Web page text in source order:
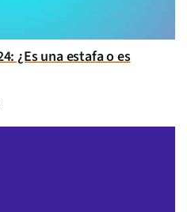
¿Es una estafa o es